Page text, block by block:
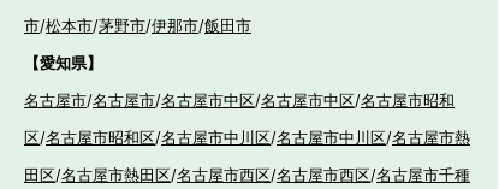
市/松本市/茅野市/伊那市/飯田市
【愛知県】
名古屋市/名古屋市/名古屋市中区/名古屋市中区/名古屋市昭和
区/名古屋市昭和区/名古屋市中川区/名古屋市中川区/名古屋市熱
田区/名古屋市熱田区/名古屋市西区/名古屋市西区/名古屋市千種